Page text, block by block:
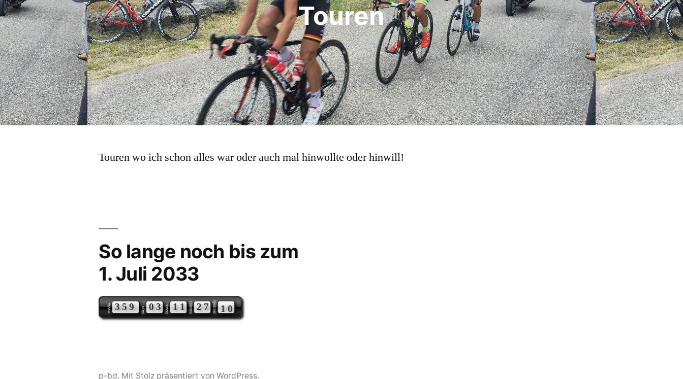
Touren
Touren wo ich schon alles war oder auch mal hinwollte oder hinwill!
So lange noch bis zum
1. Juli 2033
weeks 359 days 03 hours 11 minutes 27 seconds 09
p-bd, Mit Stolz präsentiert von WordPress.